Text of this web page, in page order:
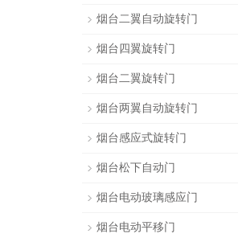
烟台二翼自动旋转门
烟台四翼旋转门
烟台二翼旋转门
烟台两翼自动旋转门
烟台感应式旋转门
烟台松下自动门
烟台电动玻璃感应门
烟台电动平移门